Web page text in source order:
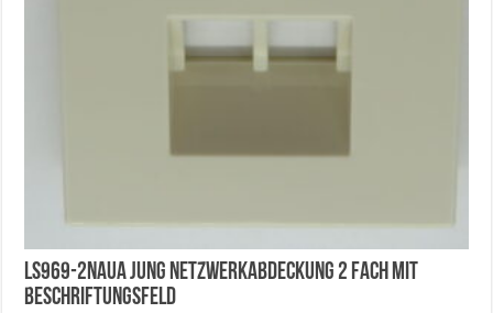
LS969-2NAUA Jung Netzwerkabdeckung 2 fach mit
Beschriftungsfeld